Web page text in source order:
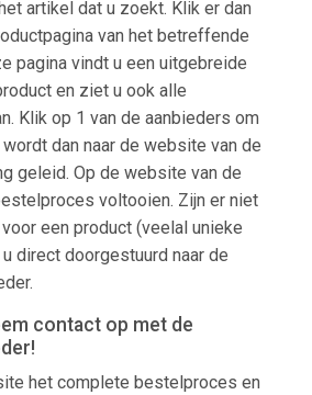
artikel dat u zoekt. Klik er dan
van het betreffende
pagina vindt u een uitgebreide
en ziet u ook alle
Klik op 1 van de aanbieders om
dan naar de website van de
geleid. Op de website van de
voltooien. Zijn er niet
een product (veelal unieke
direct doorgestuurd naar de
contact op met de
het complete bestelproces en